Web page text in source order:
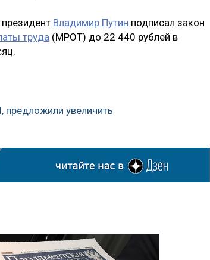
Владимир Путин подписал закон
труда (МРОТ) до 22 440 рублей в
увеличить